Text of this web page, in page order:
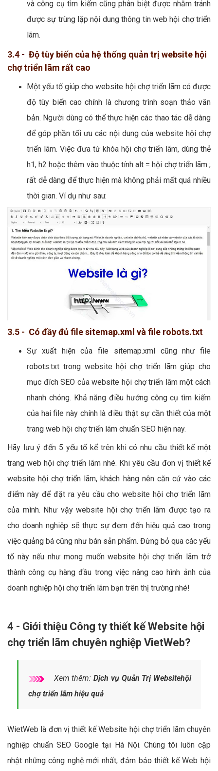
và công cụ tìm kiếm cũng phân biệt được nhằm tránh
được sự trùng lặp nội dung thông tin web hội chợ triển
lãm.
3.4 - Độ tùy biến của hệ thống quản trị website hội
chợ triển lãm rất cao
Một yếu tố giúp cho website hội chợ triển lãm có được
độ tùy biến cao chính là chương trình soạn thảo văn
bản. Người dùng có thể thực hiện các thao tác dễ dàng
để góp phần tối ưu các nội dung của website hội chợ
triển lãm. Việc đưa từ khóa hội chợ triển lãm, dùng thẻ
h1, h2 hoặc thêm vào thuộc tính alt = hội chợ triển lãm ;
rất dễ dàng để thực hiện mà không phải mất quá nhiều
thời gian. Ví dụ như sau:
3.5 - Có đầy đủ file sitemap.xml và file robots.txt
Sự xuất hiện của file sitemap.xml cũng như file
robots.txt trong website hội chợ triển lãm giúp cho
mục đích SEO của website hội chợ triển lãm một cách
nhanh chóng. Khả năng điều hướng công cụ tìm kiếm
của hai file này chính là điều thật sự cần thiết của một
trang web hội chợ triển lãm chuẩn SEO hiện nay.
Hãy lưu ý đến 5 yếu tố kể trên khi có nhu cầu thiết kế một
trang web hội chợ triển lãm nhé. Khi yêu cầu đơn vị thiết kế
website hội chợ triển lãm, khách hàng nên căn cứ vào các
điểm này để đặt ra yêu cầu cho website hội chợ triển lãm
của mình. Như vậy website hội chợ triển lãm được tạo ra
cho doanh nghiệp sẽ thực sự đem đến hiệu quả cao trong
việc quảng bá cũng như bán sản phẩm. Đừng bỏ qua các yếu
tố này nếu như mong muốn website hội chợ triển lãm trở
thành công cụ hàng đầu trong việc nâng cao hình ảnh của
doanh nghiệp hội chợ triển lãm bạn trên thị trường nhé!
4 - Giới thiệu Công ty thiết kế Website hội
chợ triển lãm chuyên nghiệp VietWeb?
Xem thêm:Dịch vụ Quản Trị Websitehội
chợ triển lãm hiệu quả
WietWeb là đơn vị thiết kế Website hội chợ triển lãm chuyên
nghiệp chuẩn SEO Google tại Hà Nội. Chúng tôi luôn cập
nhật những công nghệ mới nhất, đảm bảo thiết kế Web hội